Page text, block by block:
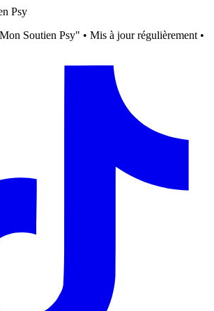
Psy
Soutien Psy" • Mis à jour régulièrement •